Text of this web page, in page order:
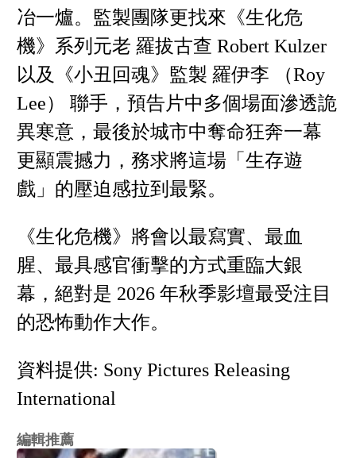
冶一爐。監製團隊更找來《生化危
機》系列元老 羅拔古查 Robert Kulzer
以及《小丑回魂》監製 羅伊李 （Roy
Lee） 聯手，預告片中多個場面滲透詭
異寒意，最後於城市中奪命狂奔一幕
更顯震撼力，務求將這場「生存遊
戲」的壓迫感拉到最緊。
《生化危機》將會以最寫實、最血
腥、最具感官衝擊的方式重臨大銀
幕，絕對是 2026 年秋季影壇最受注目
的恐怖動作大作。
資料提供: Sony Pictures Releasing
International
編輯推薦